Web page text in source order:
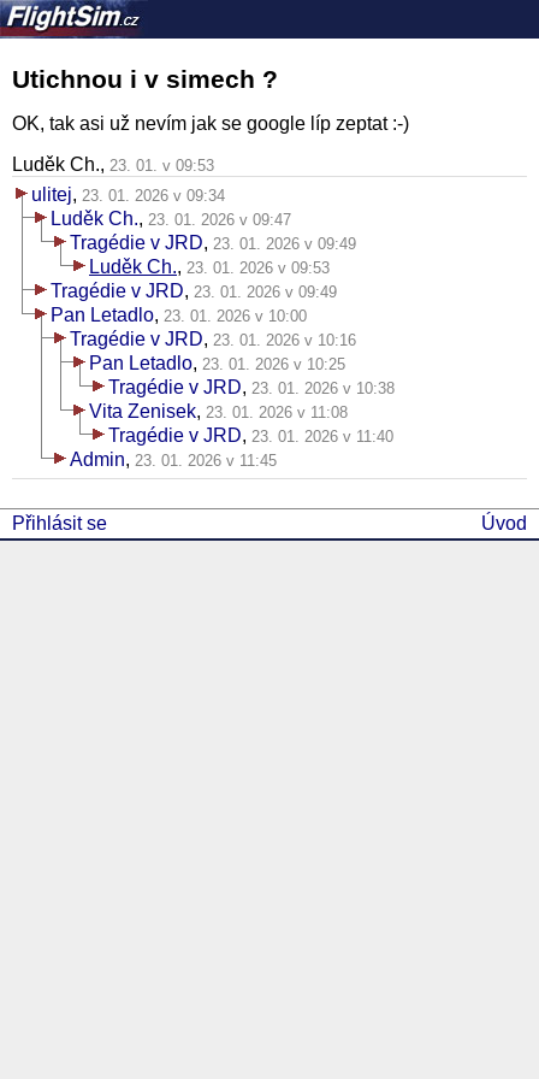
Utichnou i v simech ?
OK, tak asi už nevím jak se google líp zeptat :-)
Luděk Ch., 23. 01. v 09:53
ulitej, 23. 01. 2026 v 09:34
Luděk Ch., 23. 01. 2026 v 09:47
Tragédie v JRD, 23. 01. 2026 v 09:49
Luděk Ch., 23. 01. 2026 v 09:53
Tragédie v JRD, 23. 01. 2026 v 09:49
Pan Letadlo, 23. 01. 2026 v 10:00
Tragédie v JRD, 23. 01. 2026 v 10:16
Pan Letadlo, 23. 01. 2026 v 10:25
Tragédie v JRD, 23. 01. 2026 v 10:38
Vita Zenisek, 23. 01. 2026 v 11:08
Tragédie v JRD, 23. 01. 2026 v 11:40
Admin, 23. 01. 2026 v 11:45
Úvod
Přihlásit se